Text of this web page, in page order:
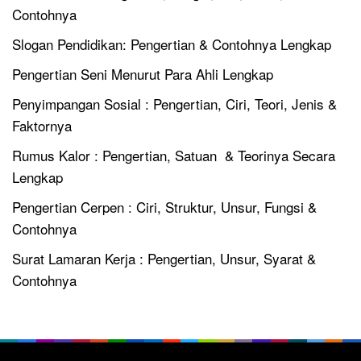
Contohnya
Slogan Pendidikan: Pengertian & Contohnya Lengkap
Pengertian Seni Menurut Para Ahli Lengkap
Penyimpangan Sosial : Pengertian, Ciri, Teori, Jenis &
Faktornya
Rumus Kalor : Pengertian, Satuan & Teorinya Secara
Lengkap
Pengertian Cerpen : Ciri, Struktur, Unsur, Fungsi &
Contohnya
Surat Lamaran Kerja : Pengertian, Unsur, Syarat &
Contohnya